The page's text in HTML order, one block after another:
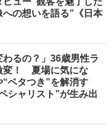
の想いを語る”《日本
わるの？」36歳男性ラ
変！ 夏場に気にな
ベタつき”を解消す
シャリスト”が生み出